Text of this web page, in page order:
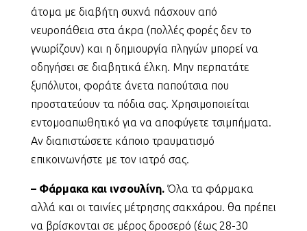
άτομα με διαβήτη συχνά πάσχουν από
νευροπάθεια στα άκρα (πολλές φορές δεν το
γνωρίζουν) και η δημιουργία πληγών μπορεί να
οδηγήσει σε διαβητικά έλκη. Μην περπατάτε
ξυπόλυτοι, φοράτε άνετα παπούτσια που
προστατεύουν τα πόδια σας. Χρησιμοποιείται
εντομοαπωθητικό για να αποφύγετε τσιμπήματα.
Αν διαπιστώσετε κάποιο τραυματισμό
επικοινωνήστε με τον ιατρό σας.
– Φάρμακα και ινσουλίνη.Όλα τα φάρμακα
αλλά και οι ταινίες μέτρησης σακχάρου. θα πρέπει
να βρίσκονται σε μέρος δροσερό (έως 28-30